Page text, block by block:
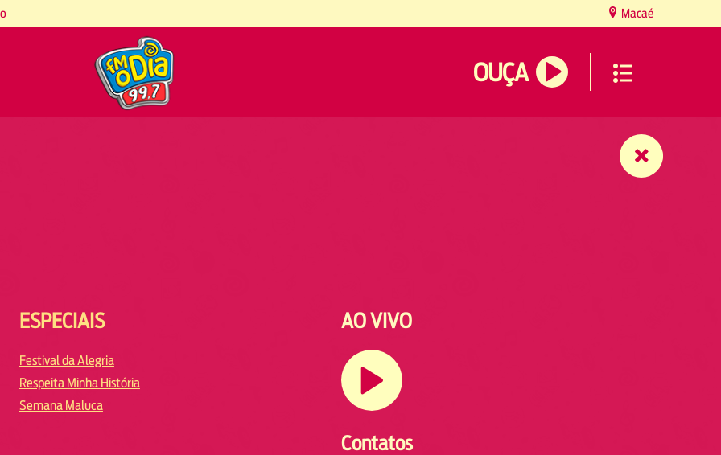
Macaé
OUÇA
ESPECIAIS
Festival da Alegria
Respeita Minha História
Semana Maluca
AO VIVO
Contatos